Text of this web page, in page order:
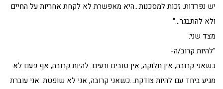
יש נפרדות. זכות למסכנות…היא מאפשרת לא לקחת אחריות על החיים
ולא להתבגר…"
מצד שני:
"להיות קרוב/ה-
כשאני קרובה, אין חלוקה, אין טובים ורעים. להיות קרובה, אף פעם לא
מגיע ביחד עם להיות צודקת…כשאני קרובה, אני לא שופטת. אני עוברת